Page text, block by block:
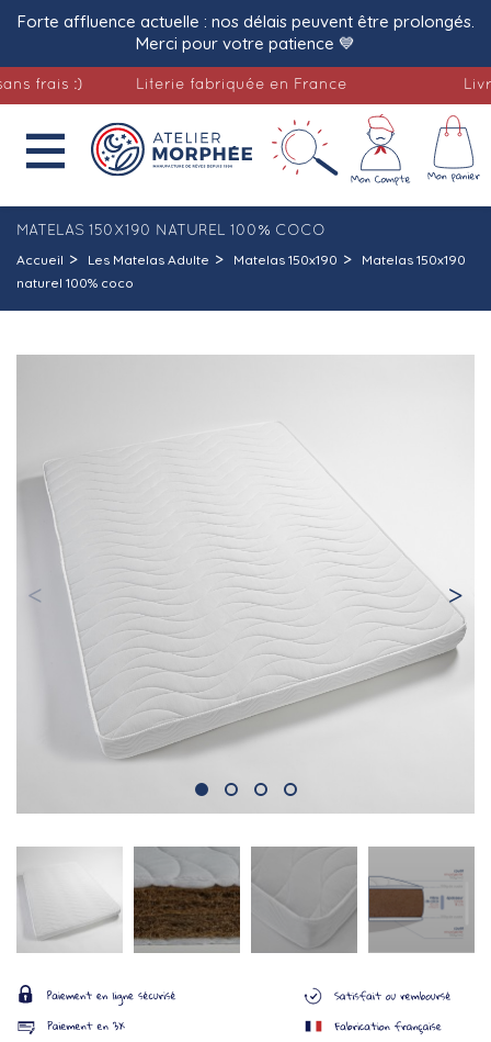
Forte affluence actuelle : nos délais peuvent être prolongés.
Merci pour votre patience 💙
:) Literie fabriquée en France

MATELAS 150X190 NATUREL 100% COCO
Accueil Les Matelas Adulte Matelas 150x190
Matelas 150x190
naturel 100% coco